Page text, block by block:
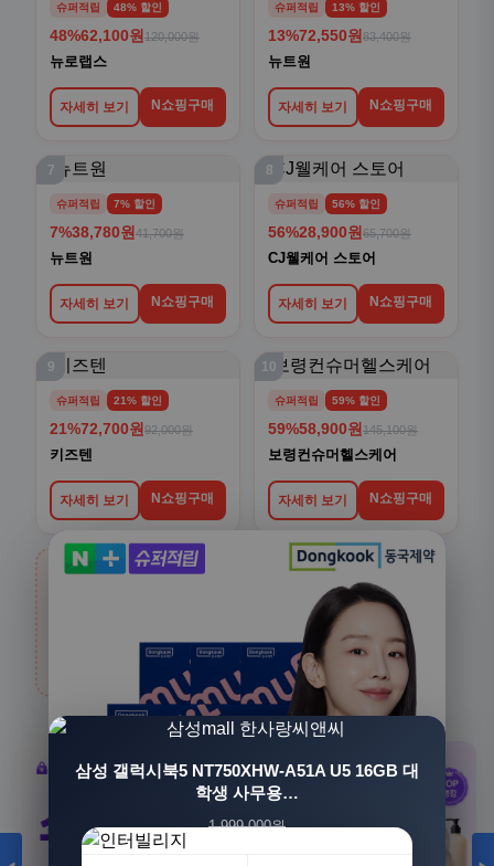
슈퍼적립 48% 할인
48%62,100원 120,000원
뉴로랩스
자세히 보기 N쇼핑구매
슈퍼적립 13% 할인
13%72,550원 83,400원
뉴트원
자세히 보기 N쇼핑구매
7
슈퍼적립 7% 할인
7%38,780원 41,700원
뉴트원
자세히 보기 N쇼핑구매
8
슈퍼적립 56% 할인
56%28,900원 65,700원
CJ웰케어 스토어
자세히 보기 N쇼핑구매
9
슈퍼적립 21% 할인
21%72,700원 92,000원
키즈텐
자세히 보기 N쇼핑구매
10
슈퍼적립 59% 할인
59%58,900원 145,100원
보령컨슈머헬스케어
자세히 보기 N쇼핑구매
전체보기
카테고리 상품 더 보기
삼성 갤럭시북5 NT750XHW-A51A U5 16GB 대
학생 사무용…
1,999,000원